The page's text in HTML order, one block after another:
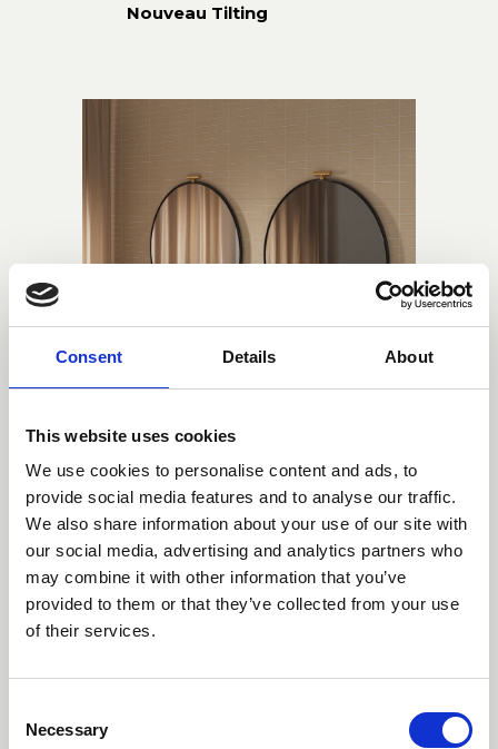
Consent Details About
This website uses cookies
We use cookies to personalise content and ads, to
provide social media features and to analyse our traffic.
We also share information about your use of our site with
our social media, advertising and analytics partners who
may combine it with other information that you’ve
provided to them or that they’ve collected from your use
of their services.
Selection
Necessary
Nouveau Tilting
Nouveau